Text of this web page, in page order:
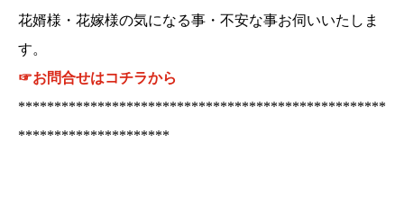
花婿様・花嫁様の気になる事・不安な事お伺いいたしま
す。
☞お問合せはコチラから
***************************************************
*********************